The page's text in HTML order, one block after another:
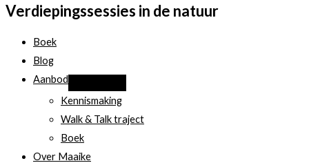
Verdiepingssessies in de natuur
Boek
Blog
Aanbod
Kennismaking
Walk & Talk traject
Boek
Over Maaike